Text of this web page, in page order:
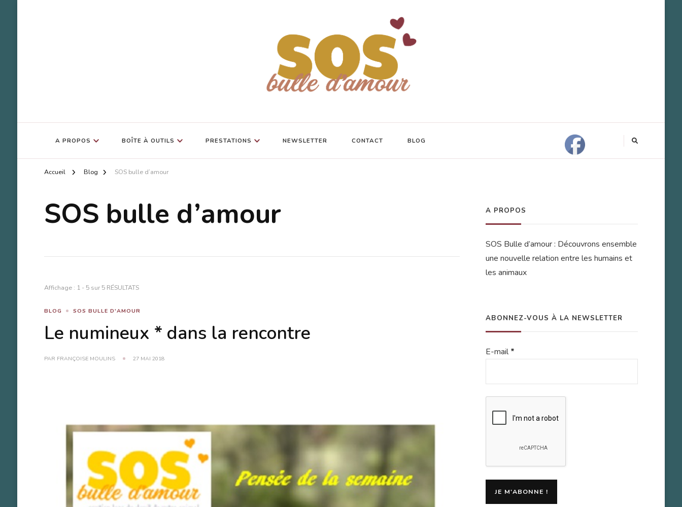
SOS Bulle d'Amour
A PROPOS BOÎTE À OUTILS PRESTATIONS NEWSLETTER CONTACT BLOG
Accueil Blog SOS bulle d’amour
SOS bulle d’amour
Affichage : 1 - 5 sur 5 RÉSULTATS
BLOG SOS BULLE D'AMOUR
Le numineux * dans la rencontre
PAR FRANÇOISE MOULINS 27 MAI 2018
A PROPOS
SOS Bulle d’amour : Découvrons ensemble
une nouvelle relation entre les humains et
les animaux
ABONNEZ-VOUS À LA NEWSLETTER
E-mail*